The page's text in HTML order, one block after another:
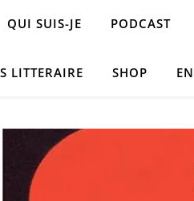
QUI SUIS-JE PODCAST
LITTERAIRE SHOP